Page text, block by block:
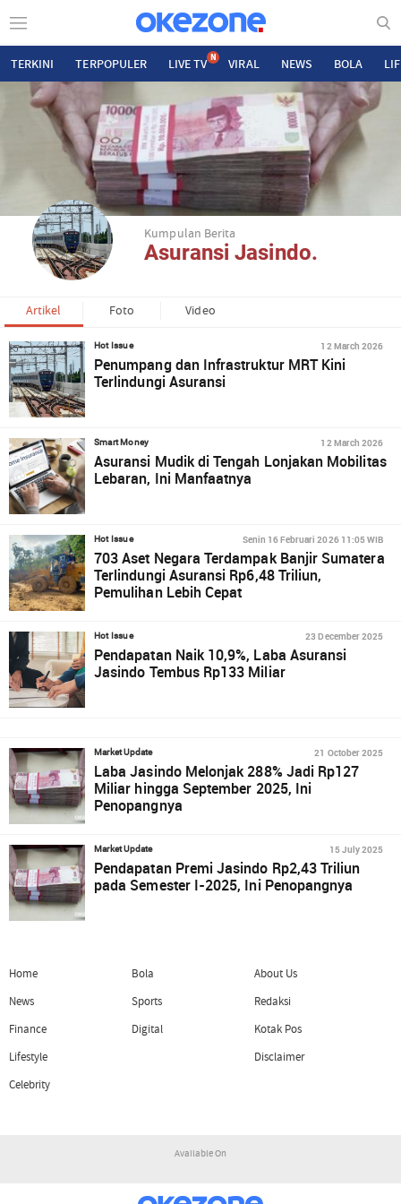
TERKINI TERPOPULER LIVE TV N VIRAL NEWS BOLA
Kumpulan Berita
Asuransi Jasindo.
Artikel Foto Video
Hot Issue 12 March 2026
Penumpang dan Infrastruktur MRT Kini
Terlindungi Asuransi
Smart Money 12 March 2026
Asuransi Mudik di Tengah Lonjakan Mobilitas
Lebaran, Ini Manfaatnya
Hot Issue Senin 16 Februari 2026 11:05 WIB
703 Aset Negara Terdampak Banjir Sumatera
Terlindungi Asuransi Rp6,48 Triliun,
Pemulihan Lebih Cepat
Hot Issue 23 December 2025
Pendapatan Naik 10,9%, Laba Asuransi
Jasindo Tembus Rp133 Miliar
Market Update 21 October 2025
Laba Jasindo Melonjak 288% Jadi Rp127
Miliar hingga September 2025, Ini
Penopangnya
Market Update 15 July 2025
Pendapatan Premi Jasindo Rp2,43 Triliun
pada Semester I-2025, Ini Penopangnya
Home
News
Finance
Lifestyle
Celebrity
Bola
Sports
Digital
About Us
Redaksi
Kotak Pos
Disclaimer
Available On